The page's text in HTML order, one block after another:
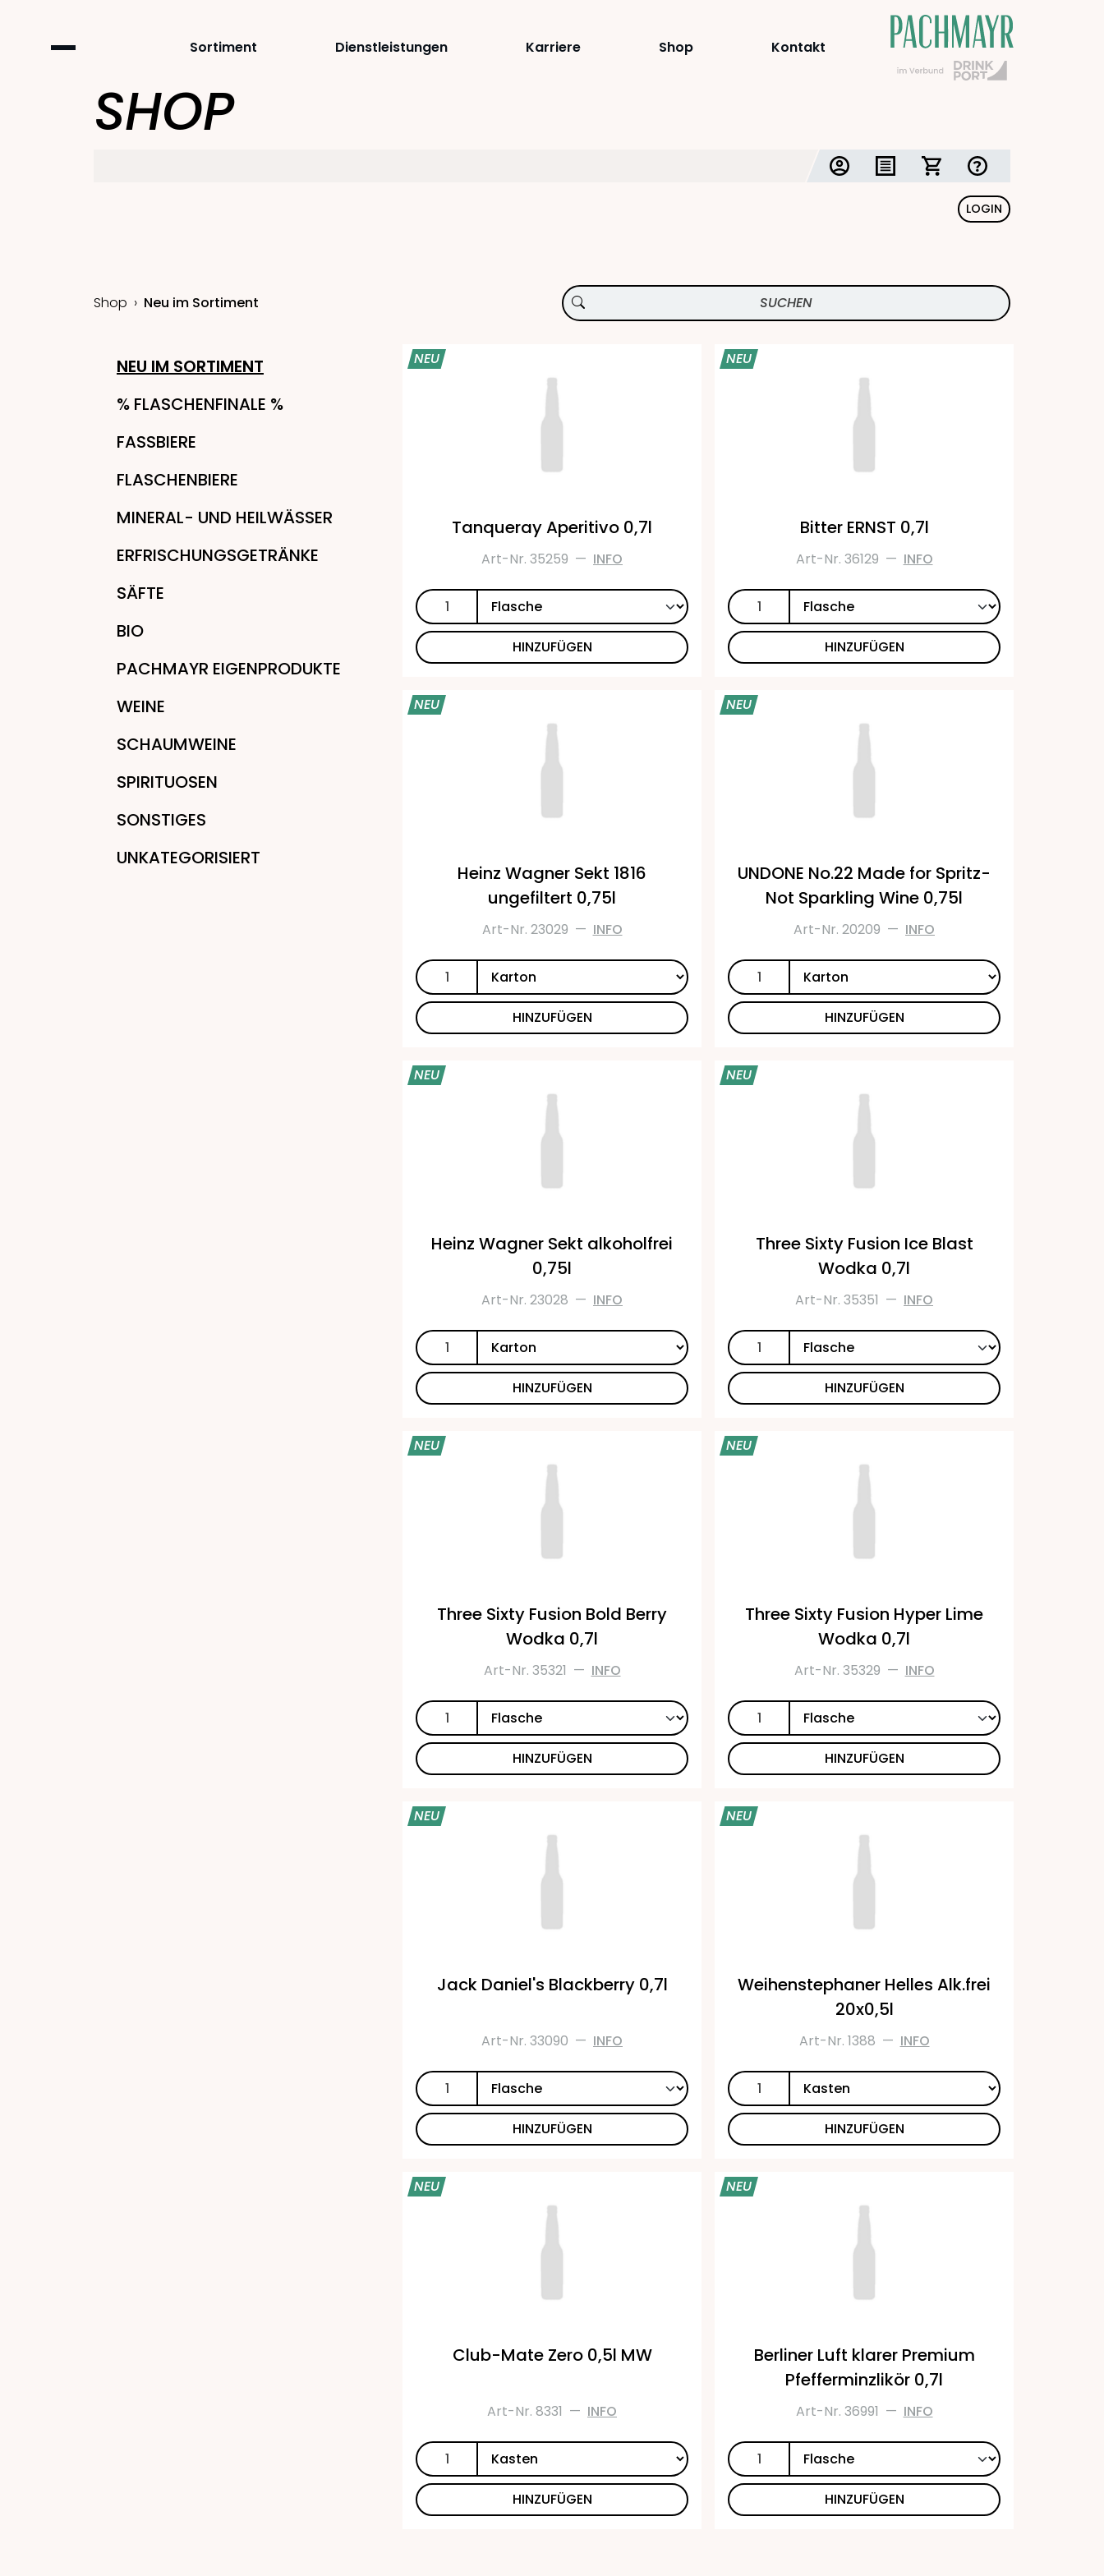
Sortiment Dienstleistungen Karriere Shop Kontakt
SHOP
LOGIN
Shop Neu im Sortiment
NEU IM SORTIMENT
% FLASCHENFINALE %
FASSBIERE
FLASCHENBIERE
MINERAL- UND HEILWÄSSER
ERFRISCHUNGSGETRÄNKE
SÄFTE
BIO
PACHMAYR EIGENPRODUKTE
WEINE
SCHAUMWEINE
SPIRITUOSEN
SONSTIGES
UNKATEGORISIERT
NEU
Tanqueray Aperitivo 0,7l
Art-Nr. 35259 — INFO
HINZUFÜGEN
NEU
Bitter ERNST 0,7l
Art-Nr. 36129 — INFO
HINZUFÜGEN
NEU
Heinz Wagner Sekt 1816
ungefiltert 0,75l
Art-Nr. 23029 — INFO
HINZUFÜGEN
NEU
UNDONE No.22 Made for Spritz-
Not Sparkling Wine 0,75l
Art-Nr. 20209 — INFO
HINZUFÜGEN
NEU
Heinz Wagner Sekt alkoholfrei
0,75l
Art-Nr. 23028 — INFO
HINZUFÜGEN
NEU
Three Sixty Fusion Ice Blast
Wodka 0,7l
Art-Nr. 35351 — INFO
HINZUFÜGEN
NEU
Three Sixty Fusion Bold Berry
Wodka 0,7l
Art-Nr. 35321 — INFO
HINZUFÜGEN
NEU
Three Sixty Fusion Hyper Lime
Wodka 0,7l
Art-Nr. 35329 — INFO
HINZUFÜGEN
NEU
Jack Daniel's Blackberry 0,7l
Art-Nr. 33090 — INFO
HINZUFÜGEN
NEU
Weihenstephaner Helles Alk.frei
20x0,5l
Art-Nr. 1388 — INFO
HINZUFÜGEN
NEU
Club-Mate Zero 0,5l MW
Art-Nr. 8331 — INFO
HINZUFÜGEN
NEU
Berliner Luft klarer Premium
Pfefferminzlikör 0,7l
Art-Nr. 36991 — INFO
HINZUFÜGEN